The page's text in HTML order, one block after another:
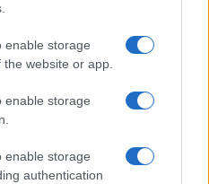
enable storage
website or app.
enable storage
enable storage
authentication
$0.000049